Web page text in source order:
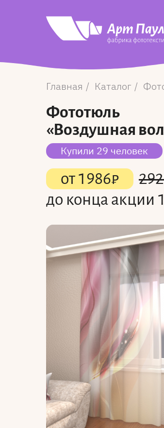
Главная Каталог
Фототюль
«Воздушная
Купили 29 человек
от1986₽
до конца акции